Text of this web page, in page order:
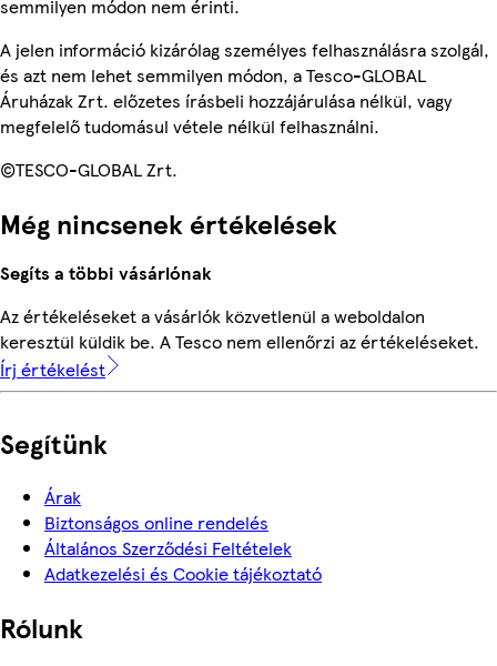
semmilyen módon nem érinti.
A jelen információ kizárólag személyes felhasználásra szolgál,
és azt nem lehet semmilyen módon, a Tesco-GLOBAL
Áruházak Zrt. előzetes írásbeli hozzájárulása nélkül, vagy
megfelelő tudomásul vétele nélkül felhasználni.
©TESCO-GLOBAL Zrt.
Még nincsenek értékelések
Segíts a többi vásárlónak
Az értékeléseket a vásárlók közvetlenül a weboldalon
keresztül küldik be. A Tesco nem ellenőrzi az értékeléseket.
Írj értékelést
Segítünk
Árak
Biztonságos online rendelés
Általános Szerződési Feltételek
Adatkezelési és Cookie tájékoztató
Rólunk